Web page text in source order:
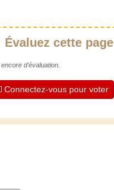
Évaluez cette page
d'évaluation.
Connectez-vous pour voter